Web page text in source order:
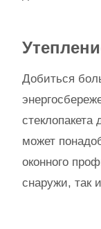
Добиться
может
оконного
снаружи, так